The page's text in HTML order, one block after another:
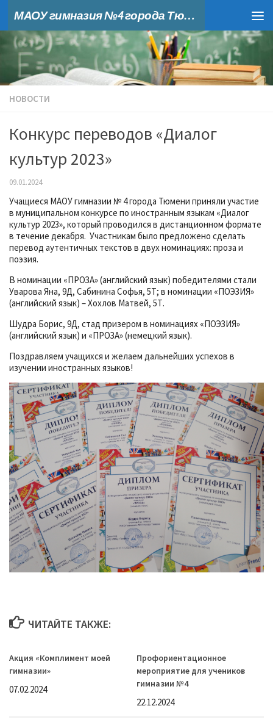
Skip to content МАОУ гимназия №4 города Тюмени
НОВОСТИ
Конкурс переводов «Диалог
культур 2023»
09.01.2024
Учащиеся МАОУ гимназии № 4 города Тюмени приняли участие
в муниципальном конкурсе по иностранным языкам «Диалог
культур 2023», который проводился в дистанционном формате
в течение декабря. Участникам было предложено сделать
перевод аутентичных текстов в двух номинациях: проза и
поэзия.
В номинации «ПРОЗА» (английский язык) победителями стали
Уварова Яна, 9Д, Сабинина Софья, 5Т; в номинации «ПОЭЗИЯ»
(английский язык) – Хохлов Матвей, 5Т.
Шудра Борис, 9Д, стад призером в номинациях «ПОЭЗИЯ»
(английский язык) и «ПРОЗА» (немецкий язык).
Поздравляем учащихся и желаем дальнейших успехов в
изучении иностранных языков!
ЧИТАЙТЕ ТАКЖЕ:
Акция «Комплимент моей
гимназии»
07.02.2024
Профориентационное
мероприятие для учеников
гимназии №4
22.12.2024